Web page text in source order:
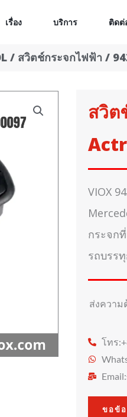
เรื่อง บริการ ติดต่
/ สวิตช์กระจกไฟฟ้า /
สวิต
VIOX
กระจก
รถบรร
ส่งความ
โทร
Email:
ขอข้